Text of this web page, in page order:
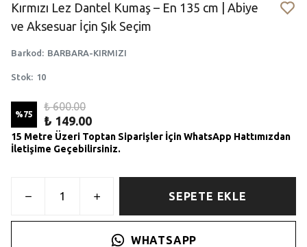
Kırmızı Lez Dantel Kumaş – En 135 cm | Abiye
ve Aksesuar İçin Şık Seçim
Barkod : BARBARA-KIRMIZI
Stok: 10
%75
₺ 600.00
₺ 149.00
15 Metre Üzeri Toptan Siparişler İçin WhatsApp Hattımızdan
İletişime Geçebilirsiniz.
SEPETE EKLE
WHATSAPP